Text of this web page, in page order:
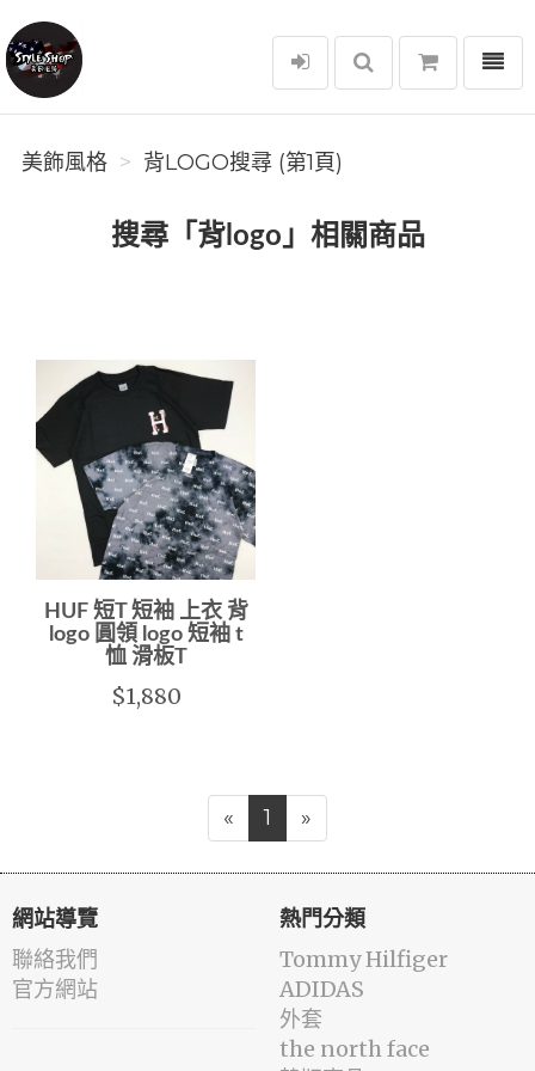
美飾風格
選單
美飾風格 背LOGO搜尋 (第1頁)
搜尋「背logo」相關商品
HUF 短T 短袖 上衣 背
logo 圓領 logo 短袖 t
恤 滑板T
$1,880
« 1 »
網站導覽
聯絡我們
官方網站
熱門分類
Tommy Hilfiger
ADIDAS
外套
the north face